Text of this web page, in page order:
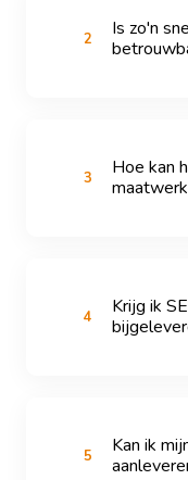
2
Is zo'n
3
Hoe kan
4
Krijg ik
5
Kan ik